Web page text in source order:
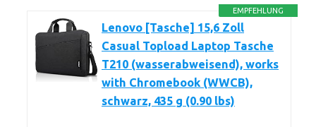
EMPFEHLUNG
Lenovo [Tasche] 15,6 Zoll
Casual Topload Laptop Tasche
T210 (wasserabweisend), works
with Chromebook (WWCB),
schwarz, 435 g (0.90 lbs)